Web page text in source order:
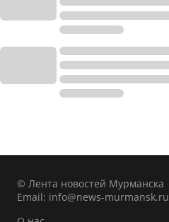
© Лента новостей Мурманска
Email: info@news-murmansk.ru